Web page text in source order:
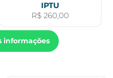
IPTU
R$ 260,00
informações